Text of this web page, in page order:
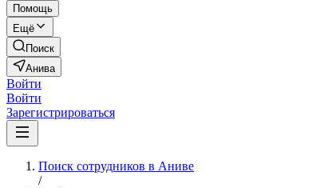
Помощь
Ещё
Поиск
Анива
Войти
Войти
Зарегистрироваться
Поиск сотрудников в Аниве
/